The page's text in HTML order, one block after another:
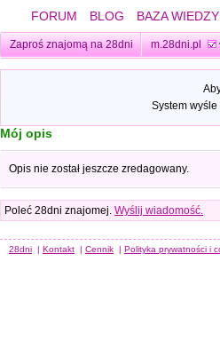
FORUM BLOG BAZA WIEDZY
Zaproś znajomą na 28dni m.28dni.pl
System
Mój opis
Opis nie został jeszcze zredagowany.
Poleć 28dni znajomej. Wyślij wiadomość.
28dni | Kontakt | Cennik | Polityka prywatności i